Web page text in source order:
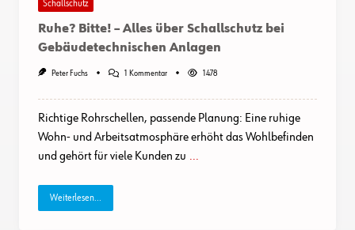
Schallschutz
Ruhe? Bitte! – Alles über Schallschutz bei
Gebäudetechnischen Anlagen
Peter Fuchs 1 KommentarZu
Alles
Über
Bei
1478
Richtige Rohrschellen, passende Planung: Eine ruhige
Wohn- und Arbeitsatmosphäre erhöht das Wohlbefinden
und gehört für viele Kunden zu ...
Weiterlesen...